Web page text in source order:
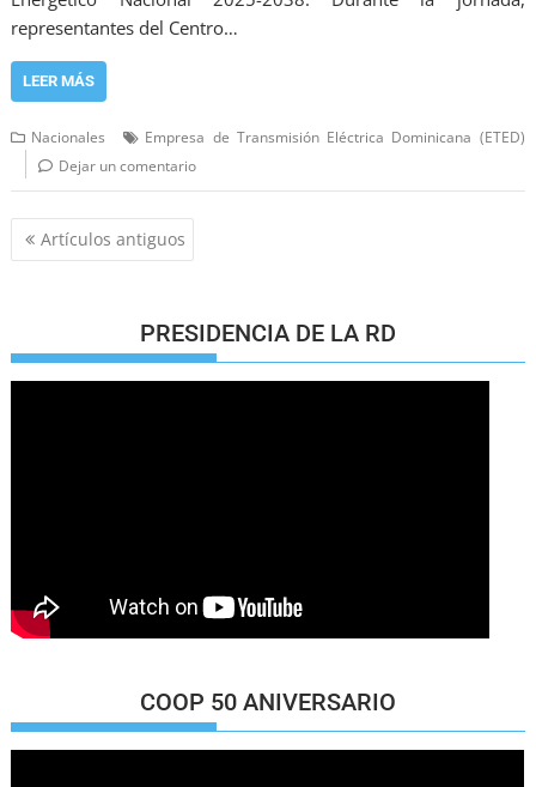
representantes del Centro…
LEER MÁS
Nacionales
Empresa de Transmisión Eléctrica Dominicana (ETED)
Dejar un comentario
Artículos antiguos
PRESIDENCIA DE LA RD
COOP 50 ANIVERSARIO